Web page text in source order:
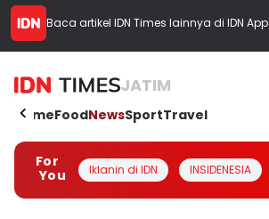
Baca artikel IDN Times lainnya di IDN App
JATIM
HomeFoodNewsSportTravel
For
You
Iklanin di IDN INSIDENESIA